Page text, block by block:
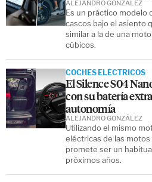
Es un práctico modelo
cascos bajo el asiento
similar a la de una
cúbicos.
ALEJANDRO GONZÁLEZ
COCHES ELÉCTRICOS
El Silence S04
con su batería
autonomía
Utilizando el mismo
eléctricas de las
promete ser un
próximos años.
ALEJANDRO GONZÁLEZ